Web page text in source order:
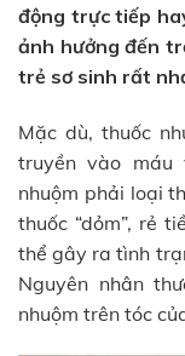
động trực tiếp
ảnh hưởng đến
trẻ sơ sinh rất
Mặc dù, thuốc
truyền vào máu
nhuộm phải loại
thuốc “dỏm”, rẻ
thể gây ra tình
Nguyên nhân
nhuộm trên tóc